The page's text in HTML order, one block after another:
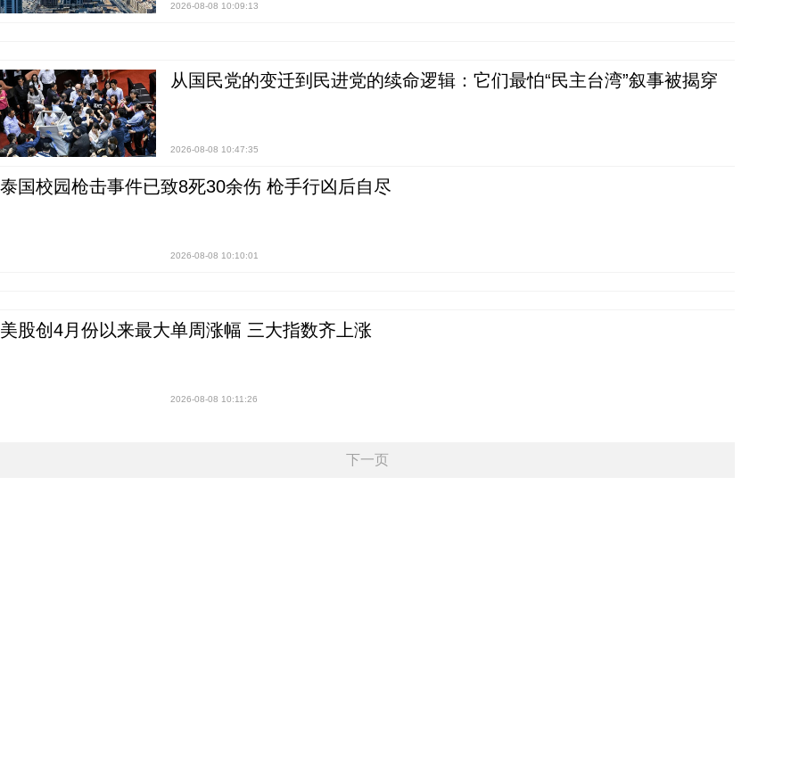
2026-08-08 10:09:13
从国民党的变迁到民进党的续命逻辑：它们最怕“民主台湾”叙事被揭穿
2026-08-08 10:47:35
泰国校园枪击事件已致8死30余伤 枪手行凶后自尽
2026-08-08 10:10:01
美股创4月份以来最大单周涨幅 三大指数齐上涨
2026-08-08 10:11:26
下一页